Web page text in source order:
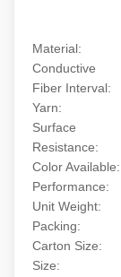
Material:
Conductive
Fiber Interval:
Yarn:
Surface
Resistance:
Color Available:
Performance:
Unit Weight:
Packing:
Carton Size:
Size: